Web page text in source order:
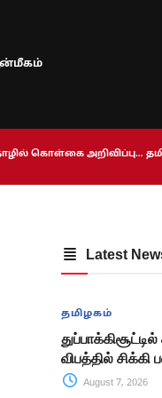
கொள்கை அறிவிப்பு…
Latest
தமிழகம்
விபத்தில் சிக்கி
August 7, 2026